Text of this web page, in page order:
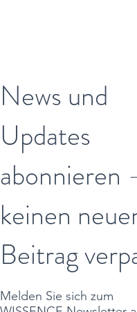
News und
Updates
abonnieren -
keinen
Beitrag
Melden Sie sich zum